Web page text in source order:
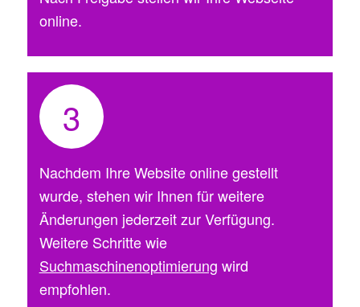
online.
3
Nachdem Ihre Website online gestellt
wurde, stehen wir Ihnen für weitere
Änderungen jederzeit zur Verfügung.
Weitere Schritte wie
Suchmaschinenoptimierung wird
empfohlen.